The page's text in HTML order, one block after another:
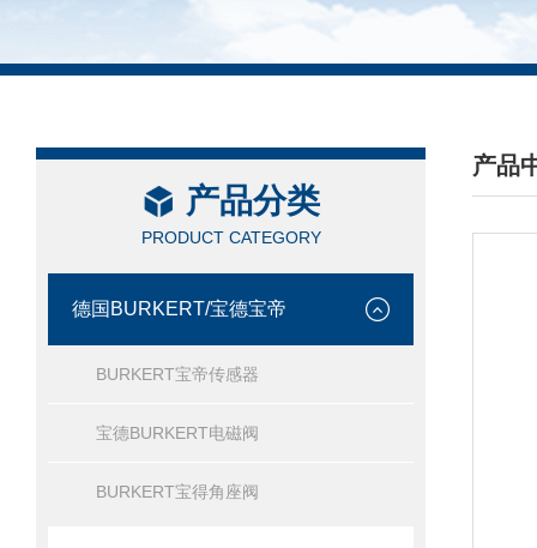
产品分类
PRODUCT CATEGORY
德国BURKERT/宝德宝帝
BURKERT宝帝传感器
宝德BURKERT电磁阀
BURKERT宝得角座阀
产品
/